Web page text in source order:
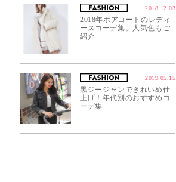
2018.12.03
2018年ボアコートのレディ
ースコーデ集。人気色もご
紹介
2019.05.15
黒ジージャンできれいめ仕
上げ！年代別のおすすめコ
ーデ集